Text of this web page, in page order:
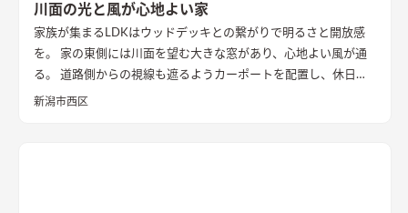
川面の光と風が心地よい家
家族が集まるLDKはウッドデッキとの繋がりで明るさと開放感
を。 家の東側には川面を望む大きな窓があり、心地よい風が通
る。 道路側からの視線も遮るようカーポートを配置し、休日に
は気心のしれた友人を招きウッドデッキでBBQ。 お酒を飲みな
新潟市西区